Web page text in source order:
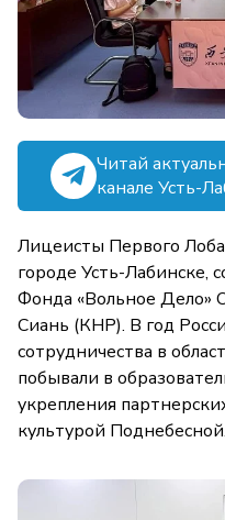
Читай
канале Усть-
Лицеисты Первого
городе Усть-Лабинске,
Фонда «Вольное Дело»
Сиань (КНР). В год
сотрудничества в
побывали в
укрепления
культурой Поднебесной.